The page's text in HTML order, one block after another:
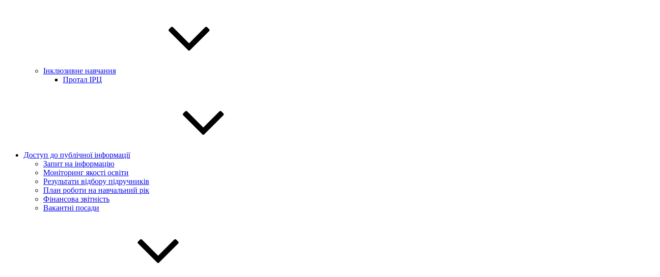
Інклюзивне навчання
Протал ІРЦ
Доступ до публічної інформації
Запит на інформацію
Моніторинг якості освіти
Результати відбору підручників
План роботи на навчальний рік
Фінансова звітність
Вакантні посади